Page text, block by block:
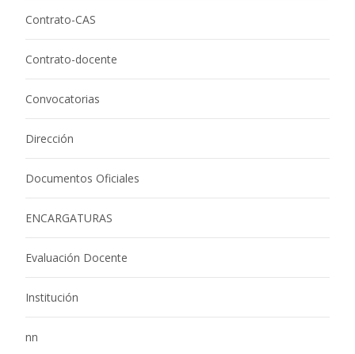
Contrato-CAS
Contrato-docente
Convocatorias
Dirección
Documentos Oficiales
ENCARGATURAS
Evaluación Docente
Institución
nn